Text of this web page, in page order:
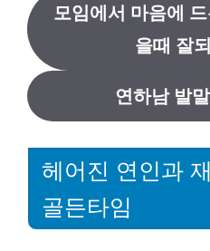
모임에서 마음에
을때 잘
연하남 발
헤어진 연인과
골든타임